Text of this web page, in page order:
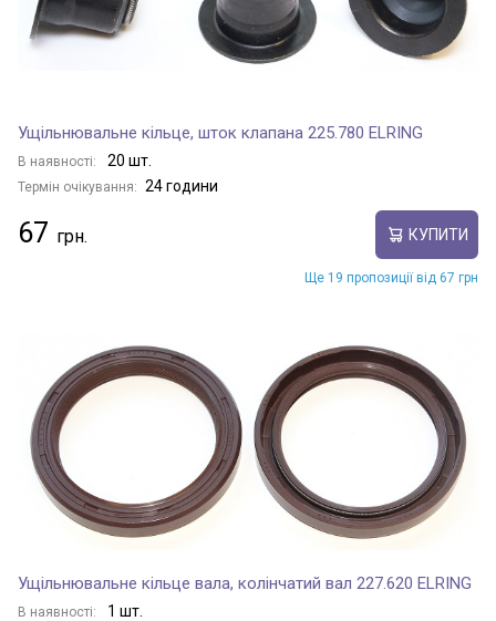
Ущільнювальне кільце, шток клапана 225.780 ELRING
В наявності: 20 шт.
Термін очікування: 24 години
67 КУПИТИ
Ще 19 пропозиції від 67 грн
Ущільнювальне кільце вала, колінчатий вал 227.620 ELRING
В наявності: 1 шт.